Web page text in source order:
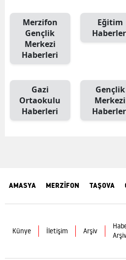
Merzifon
Gençlik
Merkezi
Haberleri
Eğitim
Gazi
Ortaokulu
Haberleri
Gençlik
Merkezi
AMASYA MERZİFON TAŞOVA
Künye İletişim Arşiv